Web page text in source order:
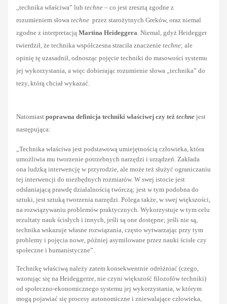
„technika właściwa” lub techne – co jest zresztą zgodne z
rozumieniem słowa techne przez starożytnych Greków, oraz niemal
zgodne z interpretacją Martina Heideggera . Niemal, gdyż Heidegger
twierdził, że technika współczesna straciła znaczenie techne; ale
opinię tę uzasadnił, odnosząc pojęcie techniki do masowości systemu
jej wykorzystania, a więc dobierając rozumienie słowa „technika” do
tezy, którą chciał wykazać.
Natomiast poprawna definicja techniki właściwej czy też techne jest
następująca:
„Technika właściwa jest podstawową umiejętnością człowieka, która
umożliwia mu tworzenie potrzebnych narzędzi i urządzeń. Zakłada
ona ludzką interwencję w przyrodzie, ale może też służyć ograniczaniu
tej interwencji do niezbędnych rozmiarów. W swej istocie jest
odsłaniającą prawdę działalnością twórczą; jest w tym podobna do
sztuki, jest sztuką tworzenia narzędzi. Polega także, w swej większości,
na rozwiązywaniu problemów praktycznych. Wykorzystuje w tym celu
rezultaty nauk ścisłych i innych, jeśli są one dostępne; jeśli nie są,
technika wskazuje własne rozwiązania, często wytwarzając przy tym
problemy i pojęcia nowe, później asymilowane przez nauki ścisłe czy
społeczne i humanistyczne”.
Technikę właściwą należy zatem konsekwentnie odróżniać (czego,
wzorując się na Heideggerze, nie czyni większość filozofów techniki)
od społeczno-ekonomicznego systemu jej wykorzystania, w którym
mogą pojawiać się procesy autonomiczne i zniewalające człowieka,